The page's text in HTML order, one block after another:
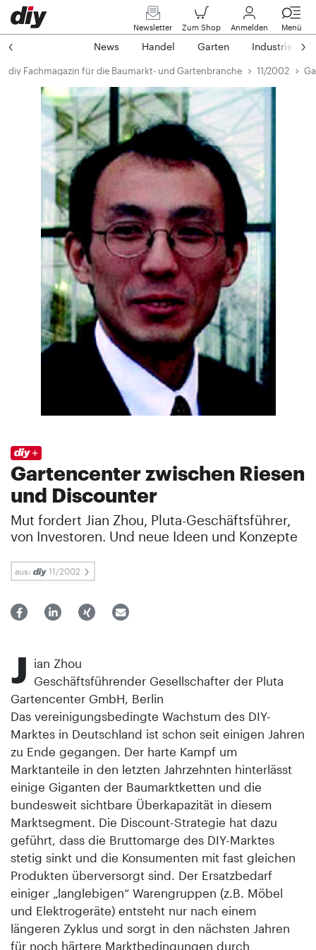
Newsletter Zum Shop Anmelden Menü
News Handel Garten Industrie
diy Fachmagazin für die Baumarkt- und Gartenbranche 11/2002
Gartencenter zwischen Riesen
und Discounter
Mut fordert Jian Zhou, Pluta-Geschäftsführer,
von Investoren. Und neue Ideen und Konzepte
aus: 11/2002
J ian Zhou
Geschäftsführender Gesellschafter der Pluta
Gartencenter GmbH, Berlin
Das vereinigungsbedingte Wachstum des DIY-
Marktes in Deutschland ist schon seit einigen Jahren
zu Ende gegangen. Der harte Kampf um
Marktanteile in den letzten Jahrzehnten hinterlässt
einige Giganten der Baumarktketten und die
bundesweit sichtbare Überkapazität in diesem
Marktsegment. Die Discount-Strategie hat dazu
geführt, dass die Bruttomarge des DIY-Marktes
stetig sinkt und die Konsumenten mit fast gleichen
Produkten überversorgt sind. Der Ersatzbedarf
einiger „langlebigen“ Warengruppen (z.B. Möbel
und Elektrogeräte) entsteht nur nach einem
längeren Zyklus und sorgt in den nächsten Jahren
für noch härtere Marktbedingungen durch